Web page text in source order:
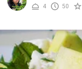
4
50